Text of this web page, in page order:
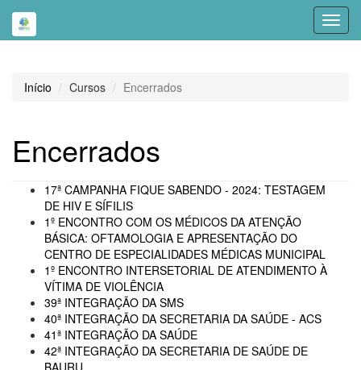
Início Cursos Encerrados
Encerrados
17ª CAMPANHA FIQUE SABENDO - 2024: TESTAGEM
DE HIV E SÍFILIS
1º ENCONTRO COM OS MÉDICOS DA ATENÇÃO
BÁSICA: OFTAMOLOGIA E APRESENTAÇÃO DO
CENTRO DE ESPECIALIDADES MÉDICAS MUNICIPAL
1º ENCONTRO INTERSETORIAL DE ATENDIMENTO À
VÍTIMA DE VIOLÊNCIA
39ª INTEGRAÇÃO DA SMS
40ª INTEGRAÇÃO DA SECRETARIA DA SAÚDE - ACS
41ª INTEGRAÇÃO DA SAÚDE
42ª INTEGRAÇÃO DA SECRETARIA DE SAÚDE DE
BAURU